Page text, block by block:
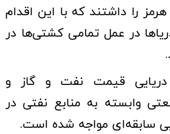
را داشتند که با این اقدام
در عمل تمامی کشتی‌ها در
دریایی قیمت نفت و گاز و
وابسته به منابع نفتی در
بی سابقه‌ای مواجه شده است.